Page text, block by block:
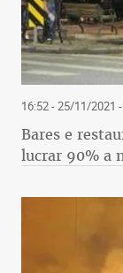
16:52 - 25/11/2021
Bares e
lucrar 90% a